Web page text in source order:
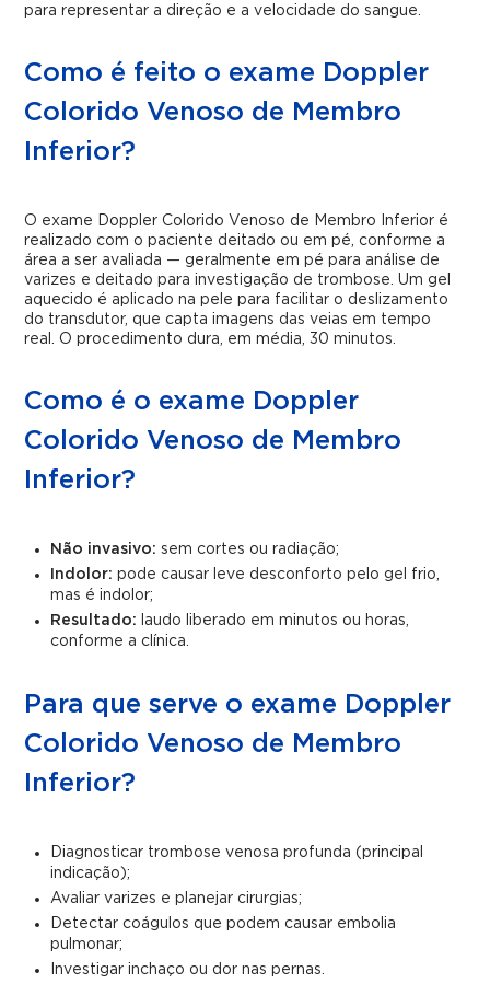
para representar a direção e a velocidade do sangue.
Como é feito o exame Doppler
Colorido Venoso de Membro
Inferior?
O exame Doppler Colorido Venoso de Membro Inferior é
realizado com o paciente deitado ou em pé, conforme a
área a ser avaliada — geralmente em pé para análise de
varizes e deitado para investigação de trombose. Um gel
aquecido é aplicado na pele para facilitar o deslizamento
do transdutor, que capta imagens das veias em tempo
real. O procedimento dura, em média, 30 minutos.
Como é o exame Doppler
Colorido Venoso de Membro
Inferior?
Não invasivo: sem cortes ou radiação;
Indolor: pode causar leve desconforto pelo gel frio,
mas é indolor;
Resultado:
laudo liberado em minutos ou horas,
conforme a clínica.
Para que serve o exame Doppler
Colorido Venoso de Membro
Inferior?
Diagnosticar trombose venosa profunda (principal
indicação);
Avaliar varizes e planejar cirurgias;
Detectar coágulos que podem causar embolia
pulmonar;
Investigar inchaço ou dor nas pernas.